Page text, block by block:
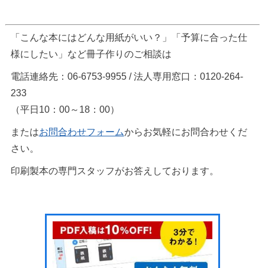
「こんな本にはどんな用紙がいい？」「予算に合った仕
様にしたい」など冊子作りのご相談は
電話連絡先：06-6753-9955 / 法人専用窓口：0120-264-
233
（平日10：00～18：00）
またはお問合わせフォームからお気軽にお問合わせくだ
さい。
印刷製本の専門スタッフがお答えしております。